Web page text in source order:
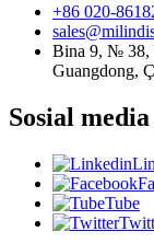
+86 020-
Bina 9, № 38,
Guangdong,
Sosial media
Tube